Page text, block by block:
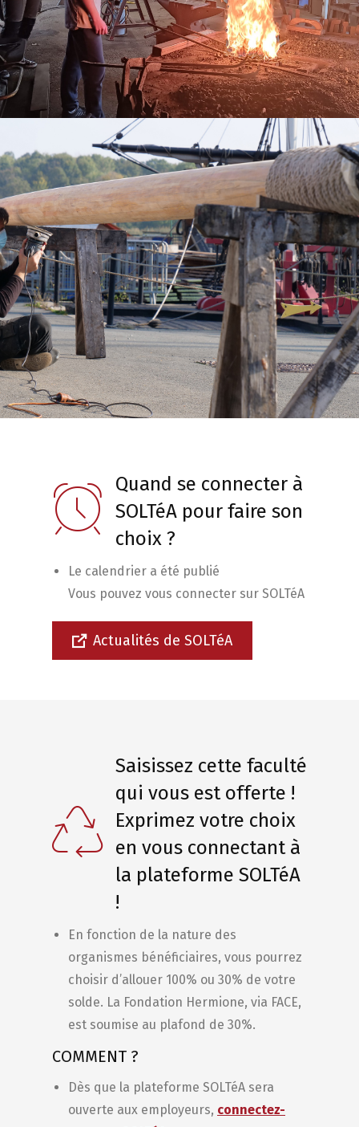
Quand se connecter à
SOLTéA pour faire son
choix ?
Le calendrier a été publié
Vous pouvez vous connecter sur SOLTéA
Actualités de SOLTéA
Saisissez cette faculté
qui vous est offerte !
Exprimez votre choix
en vous connectant à
la plateforme SOLTéA
!
En fonction de la nature des
organismes bénéficiaires, vous pourrez
choisir d’allouer 100% ou 30% de votre
solde. La Fondation Hermione, via FACE,
est soumise au plafond de 30%.
COMMENT ?
Dès que la plateforme SOLTéA sera
ouverte aux employeurs, connectez-